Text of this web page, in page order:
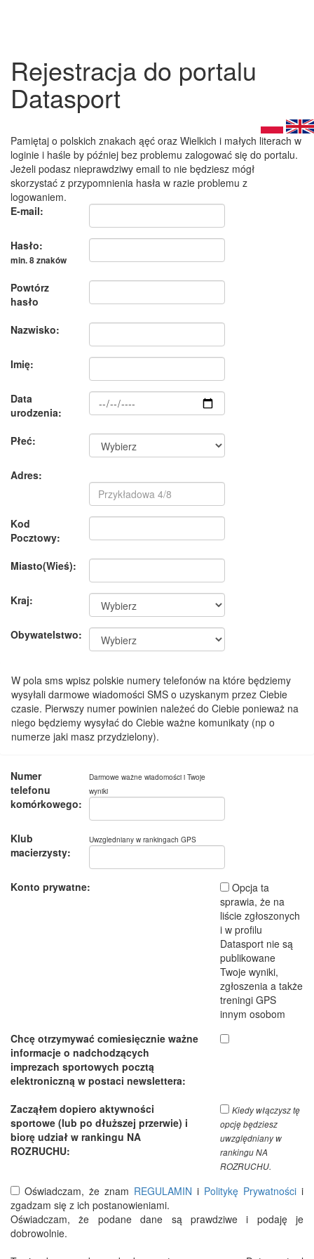
Rejestracja do portalu
Datasport
Pamiętaj o polskich znakach ąęć oraz Wielkich i małych literach w
loginie i haśle by później bez problemu zalogować się do portalu.
Jeżeli podasz nieprawdziwy email to nie będziesz mógł
skorzystać z przypomnienia hasła w razie problemu z
logowaniem.
E-mail:
Hasło:
min. 8 znaków
Powtórz
hasło
Nazwisko:
Imię:
Data
urodzenia:
Płeć:
Adres:
Kod
Pocztowy:
Miasto(Wieś):
Kraj:
Obywatelstwo:
W pola sms wpisz polskie numery telefonów na które będziemy
wysyłali darmowe wiadomości SMS o uzyskanym przez Ciebie
czasie. Pierwszy numer powinien należeć do Ciebie ponieważ na
niego będziemy wysyłać do Ciebie ważne komunikaty (np o
numerze jaki masz przydzielony).
Numer
telefonu
komórkowego:
Darmowe ważne wiadomości i Twoje
wyniki
Klub
macierzysty:
Uwzgledniany w rankingach GPS
Konto prywatne:
Opcja ta
sprawia, że na
liście zgłoszonych
i w profilu
Datasport nie są
publikowane
Twoje wyniki,
zgłoszenia a także
treningi GPS
innym osobom
Chcę otrzymywać comiesięcznie ważne
informacje o nadchodzących
imprezach sportowych pocztą
elektroniczną w postaci newslettera:
Zacząłem dopiero aktywności
sportowe (lub po dłuższej przerwie) i
biorę udział w rankingu NA
ROZRUCHU:
Kiedy włączysz tę
opcję będziesz
uwzględniany w
rankingu NA
ROZRUCHU.
Oświadczam, że znam REGULAMIN i Politykę Prywatności i
zgadzam się z ich postanowieniami.
Oświadczam, że podane dane są prawdziwe i podaję je
dobrowolnie.